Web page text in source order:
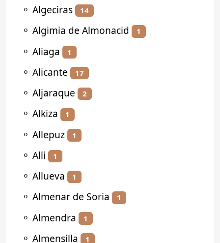
⚬ Algeciras 14
⚬ Algimia de Almonacid 1
⚬ Aliaga 1
⚬ Alicante 17
⚬ Aljaraque 2
⚬ Alkiza 1
⚬ Allepuz 1
⚬ Alli 1
⚬ Allueva 1
⚬ Almenar de Soria 1
⚬ Almendra 1
⚬ Almensilla 1